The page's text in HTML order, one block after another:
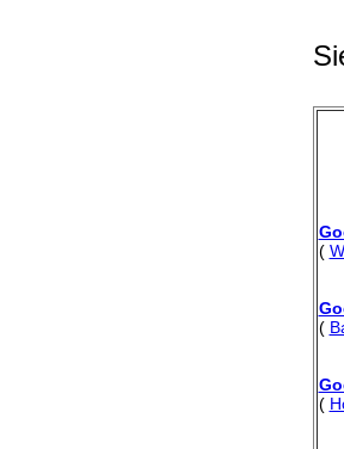
(
(
(